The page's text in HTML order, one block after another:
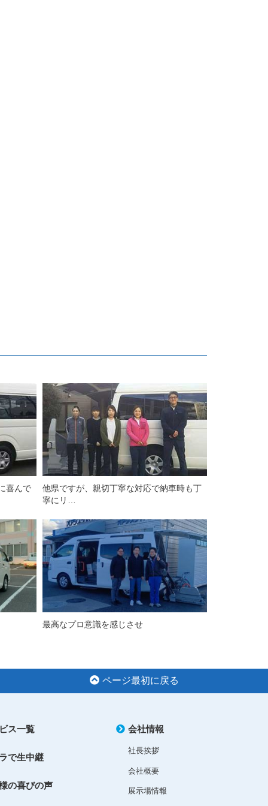
喜んで
他県ですが、親切丁寧な対応で納車時も丁
寧にリ…
最高なプロ意識を感じさせ
ページ最初に戻る
ス一覧
で生中継
の喜びの声
会社情報
社長挨拶
会社概要
展示場情報